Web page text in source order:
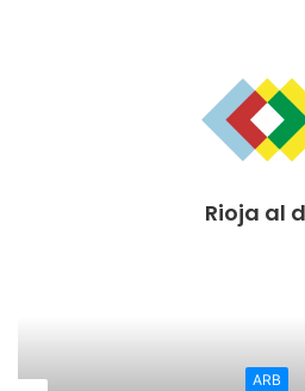
Rioja al
ARB